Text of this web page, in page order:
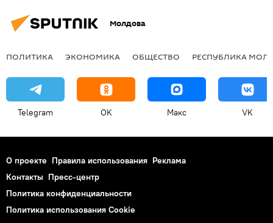
Молдова
ПОЛИТИКА ЭКОНОМИКА ОБЩЕСТВО РЕСПУБЛИКА
Telegram OK Макс VK
О проекте Правила использования Реклама
Контакты Пресс-центр
Политика конфиденциальности
Политика использования Cookie